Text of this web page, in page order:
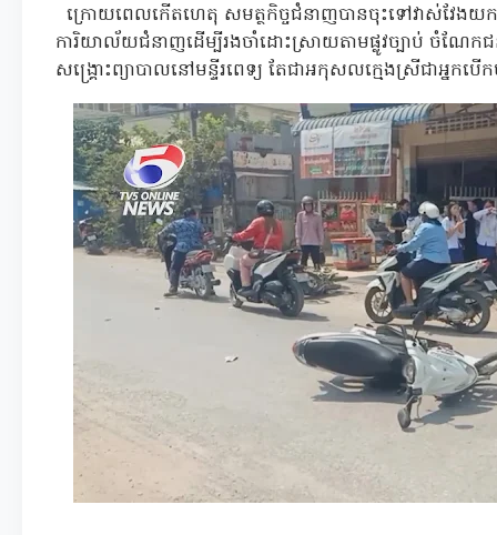
ក្រោយពេលកើតហេតុ សមត្ថកិច្ចជំនាញបានចុះទៅវាស់វែងយ
ការិយាល័យជំនាញដើម្បីរងចាំដោះស្រាយតាមផ្លូវច្បាប់ ចំណែក
សង្គ្រោះព្យាបាលនៅមន្ទីរពេទ្យ តែជាអកុសលក្មេងស្រីជាអ្នកប